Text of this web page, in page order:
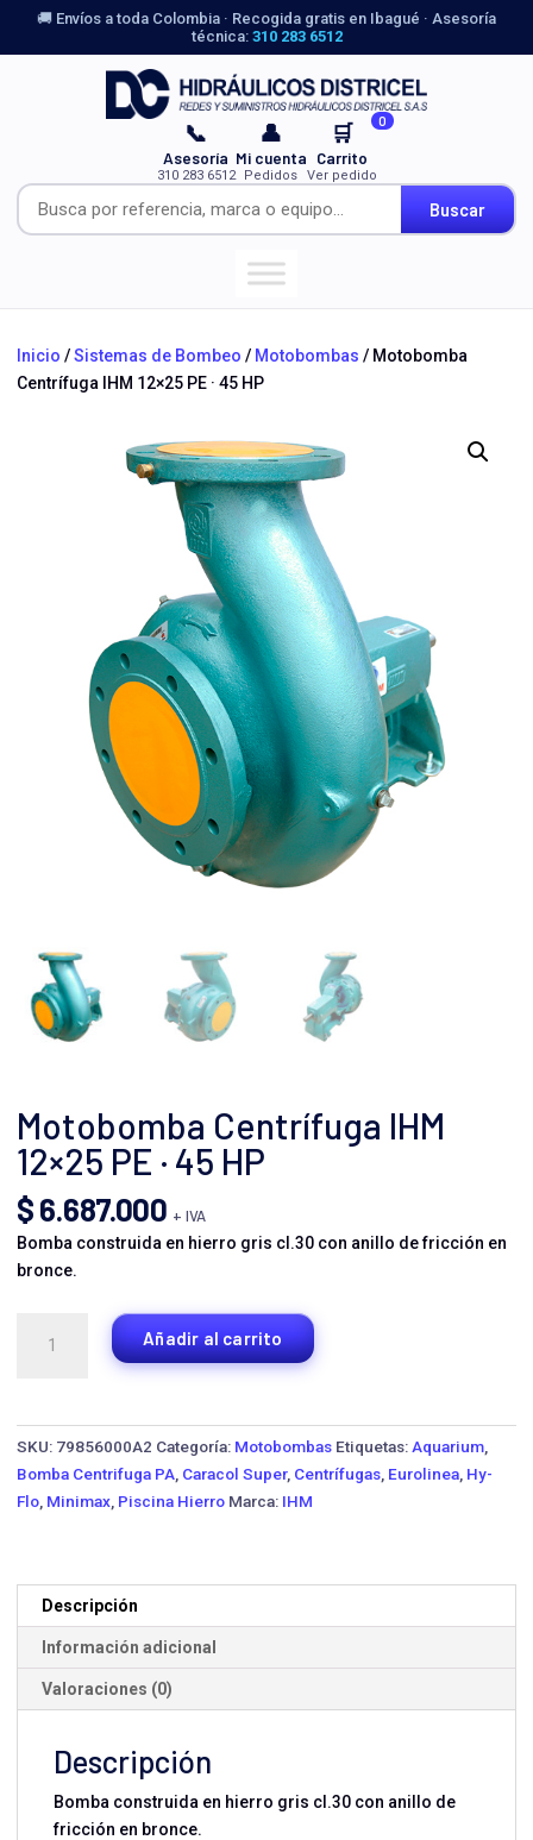
🚚 Envíos a toda Colombia · Recogida gratis en Ibagué · Asesoría
técnica: 310 283 6512
Buscar
📞
Asesoría
310 283 6512
👤
Mi cuenta
Pedidos
🛒 0
Carrito
Ver pedido
Inicio /Sistemas de Bombeo / Motobombas / Motobomba
Centrífuga IHM 12×25 PE · 45 HP
Motobomba Centrífuga IHM
12×25 PE · 45 HP
$6.687.000 + IVA
Bomba construida en hierro gris cl.30 con anillo de fricción en
bronce.
Centrífuga
Añadir al carrito
SKU: 79856000A2 Categoría: Motobombas Etiquetas: Aquarium
Bomba Centrifuga PA Caracol Super, Centrífugas Eurolinea Hy-
Flo Minimax Piscina Hierro Marca: IHM
Descripción
Información adicional
Valoraciones (0)
Descripción
Bomba construida en hierro gris cl.30 con anillo de
fricción en bronce.